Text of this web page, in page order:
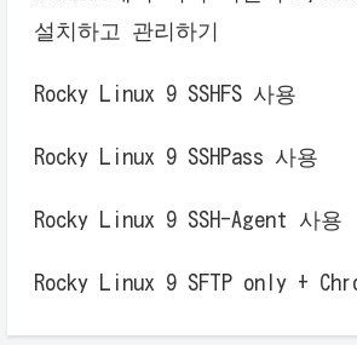
설치하고 관리하기
Rocky Linux 9 SSHFS 사용
Rocky Linux 9 SSHPass 사용
Rocky Linux 9 SSH-Agent 사용
Rocky Linux 9 SFTP only +